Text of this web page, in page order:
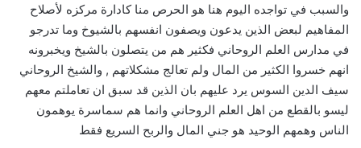
والسبب في تواجده اليوم هنا هو الحرص منا كادارة مركزه لأصلاح
المفاهيم لبعض الذين يدعون ويصفون انفسهم بالشيوخ وما تدرجو
في مدارس العلم الروحاني فكثير هم من يتصلون بالشيخ ويخبرونه
انهم خسروا الكثير من المال ولم تعالج مشكلاتهم , والشيخ الروحاني
سيف الدين السوس يرد عليهم بان الذين قد سبق ان تعاملتم معهم
ليسو بالقطع من اهل العلم الروحاني وانما هم سماسرة يوهمون
الناس وهمهم الوحيد هو جني المال والربح السريع فقط